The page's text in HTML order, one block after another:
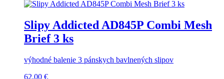
Slipy Addicted AD845P Combi Mesh
Brief 3 ks
výhodné balenie 3 pánskych bavlnených slipov
62,00 €